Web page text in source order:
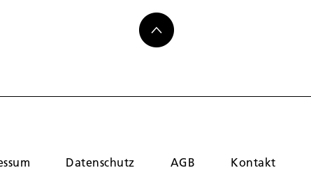
Datenschutz AGB Kontakt